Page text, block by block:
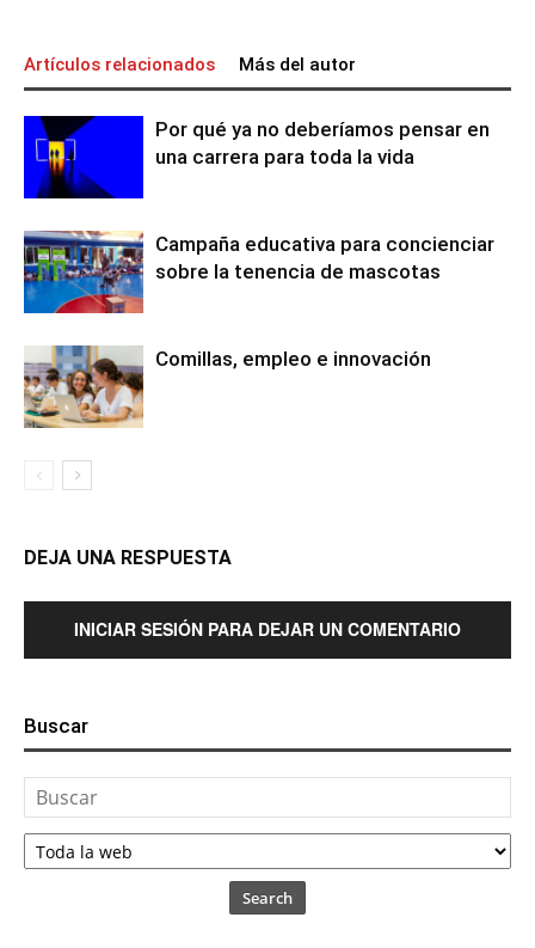
Artículos relacionados Más del autor
Por qué ya no deberíamos pensar en
una carrera para toda la vida
Campaña educativa para concienciar
sobre la tenencia de mascotas
Comillas, empleo e innovación
DEJA UNA RESPUESTA
INICIAR SESIÓN PARA DEJAR UN COMENTARIO
Buscar
Search